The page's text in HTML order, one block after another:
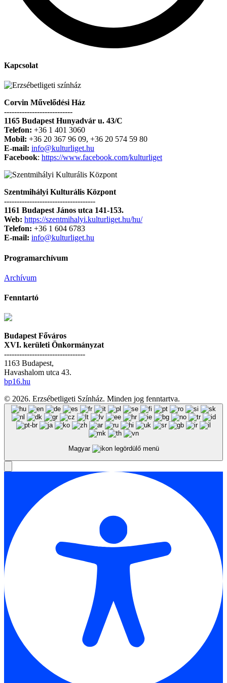
Kapcsolat
Corvin Művelődési Ház
---------------------------
1165 Budapest Hunyadvár u. 43/C
Telefon: +36 1 401 3060
Mobil: +36 20 367 96 09, +36 20 574 59 80
E-mail: info@kulturliget.hu
Facebook: https://www.facebook.com/kulturliget
Szentmihályi Kulturális Központ
------------------------------------
1161 Budapest János utca 141-153.
Web: https://szentmihalyi.kulturliget.hu/hu/
Telefon: +36 1 604 6783
E-mail: info@kulturliget.hu
Programarchívum
Archívum
Fenntartó
Budapest Főváros
XVI. kerületi Önkormányzat
--------------------------------
1163 Budapest,
Havashalom utca 43.
bp16.hu
© 2026. Erzsébetligeti Színház. Minden jog fenntartva.
Magyar